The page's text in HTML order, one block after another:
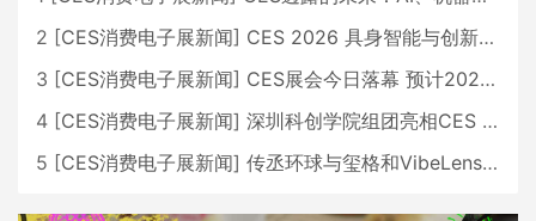
2 [CES消费电子展新闻] CES 2026 具身智能与创新领域 中国公司大放异彩
3 [CES消费电子展新闻] CES展会今日落幕 预计2026行业收入将超五千亿美元
4 [CES消费电子展新闻] 深圳科创学院组团亮相CES 广受好评
5 [CES消费电子展新闻] 传丞环球与玺格和VibeLens共同推出全新耳机